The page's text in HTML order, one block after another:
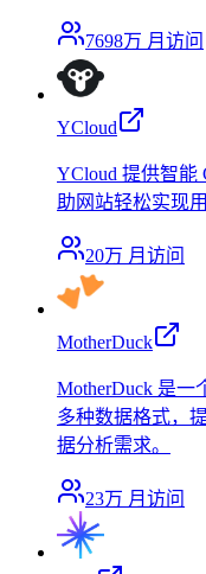
7698万 月访问
YCloud
YCloud 提供智能
助网站轻松实现
20万 月访问
MotherDuck
MotherDuck 是
多种数据格式，
据分析需求。
23万 月访问